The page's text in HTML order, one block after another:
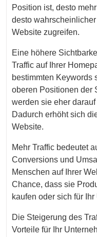
Position ist, desto
desto
Website zugreifen.
Eine höhere
Traffic auf Ihrer
bestimmten Keywords
oberen Positionen der
werden sie eher
Dadurch erhöht sich
Website.
Mehr Traffic bedeutet
Conversions und
Menschen auf Ihrer
Chance, dass sie
kaufen oder sich für
Die Steigerung des
Vorteile für Ihr